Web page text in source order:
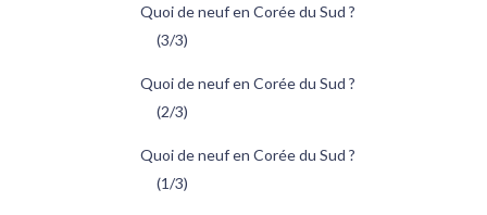
Quoi de neuf en Corée du Sud ?
(3/3)
Quoi de neuf en Corée du Sud ?
(2/3)
Quoi de neuf en Corée du Sud ?
(1/3)